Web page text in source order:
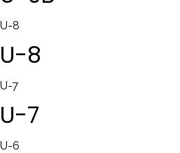
U-8
U-8
U-7
U-7
U-6